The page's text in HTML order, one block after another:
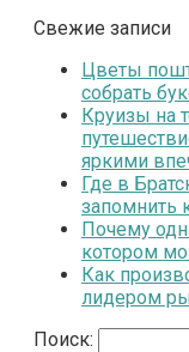
Свежие записи
Цветы
собрать
Круизы на
яркими
Где в
Почему
котором
Как
лидером
Поиск: